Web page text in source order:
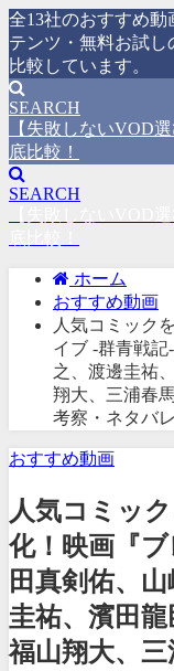
全13社のおすすめ
テンツ・無料お試
比較しています。
SEARCH
【失敗しないVOD
底比較！
SEARCH
ホーム
おすすめ動画
人気コミック
イブ -群青戦
之、渡邊圭祐
翔大、三浦春
考察・ネタバ
おすすめ動画
人気コミッ
化！映画『
田真剣佑、
圭祐、濱田龍
福山翔大、